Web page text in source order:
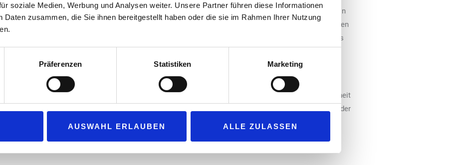
soziale Medien, Werbung und Analysen weiter. Unsere Partner führen diese Informationen
Daten zusammen, die Sie ihnen bereitgestellt haben oder die sie im Rahmen Ihrer Nutzung
Präferenzen Statistiken Marketing
AUSWAHL ERLAUBEN ALLE ZULASSEN
Die Betrugsbekämpfung sieht der Bundesrat als dringlich an und schlägt vor, behördliche Kontrollen von
Biokraftstoffproduzenten bereits 2026 verpflichtend einzuführen. Im Gesetzentwurf sind diese Kontrollen
erst ab 2027 vorgesehen. Dem Wegfall der Doppelanrechnung auf fortschrittliche Biokraftstoffe bereits
vorgesehen, zugestimmt. Der VDB begrüßt beide Bundesratsentscheidungen
der THG-Quote wird Ende Februar in erster Lesung im Bundestag beraten. „Entscheidend ist Klarheit
gesetzlichen Änderungen bei der THG-Quote. Biokraftstoffe sind dabei unverzichtbar für die Senkung der
so Elmar Baumann. „Die von Bundesregierung und Bundesrat vorgesehene Verschärfung von
den deutschen Biokraftstoffproduzenten.“